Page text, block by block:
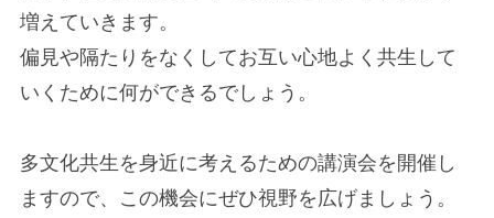
増えていきます。
偏見や隔たりをなくしてお互い心地よく共生して
いくために何ができるでしょう。
多文化共生を身近に考えるための講演会を開催し
ますので、この機会にぜひ視野を広げましょう。